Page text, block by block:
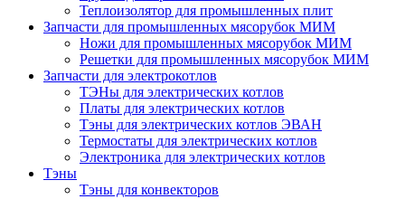
Теплоизолятор для промышленных плит
Запчасти для промышленных мясорубок МИМ
Ножи для промышленных мясорубок МИМ
Решетки для промышленных мясорубок МИМ
Запчасти для электрокотлов
ТЭНы для электрических котлов
Платы для электрических котлов
Тэны для электрических котлов ЭВАН
Термостаты для электрических котлов
Электроника для электрических котлов
Тэны
Тэны для конвекторов